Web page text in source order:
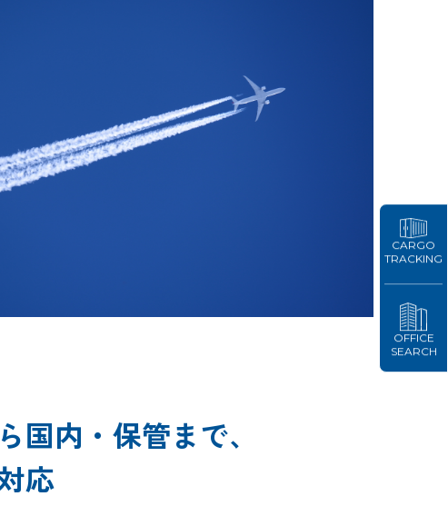
国内・保管まで、
応
CARGO
TRACKING
OFFICE
SEARCH